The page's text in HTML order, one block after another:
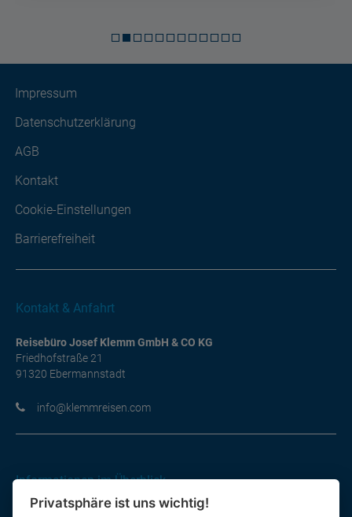
Impressum
Datenschutzerklärung
AGB
Kontakt
Cookie-Einstellungen
Barrierefreiheit
Kontakt & Anfahrt
Reisebüro Josef Klemm GmbH & CO KG
Friedhofstraße 21
91320 Ebermannstadt
moc.nesiermmelk@ofni
Informationen im Überblick
Gutscheine
Privatsphäre ist uns wichtig!